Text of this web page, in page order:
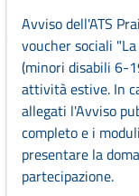
Avviso dell'ATS
voucher sociali
(minori disabili 6-
attività estive. In
allegati l'Avviso
completo e i
presentare la
partecipazione.